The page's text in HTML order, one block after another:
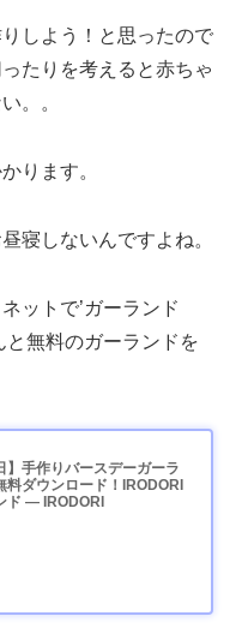
しよう！と思ったので
たりを考えると赤ちゃ
。。
ります。
寝しないんですよね。
ットで’ガーランド
と無料のガーランドを
】手作りバースデーガーラ
料ダウンロード！IRODORI
ド — IRODORI